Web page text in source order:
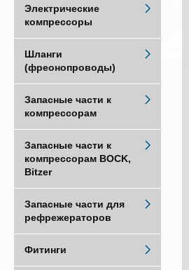
Электрические
компрессоры
Шланги
(фреонопроводы)
Запасные части к
компрессорам
Запасные части к
компрессорам BOCK,
Bitzer
Запасные части для
рефрежераторов
Фитинги